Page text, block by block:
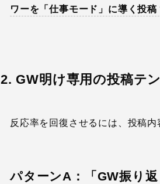
ワーを「仕事モード」に導く投稿
2. GW明け専用の投稿テ
反応率を回復させるには、投稿
パターンA：「GW振り